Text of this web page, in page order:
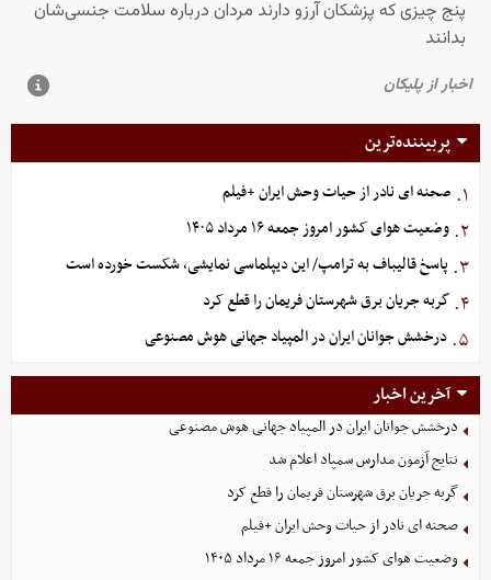
پربیننده‌ترین
۱. صحنه ای نادر از حیات وحش ایران +فیلم
۲. وضعیت هوای کشور امروز جمعه ۱۶ مرداد ۱۴۰۵
۳. پاسخ قالیباف به ترامپ/ این دیپلماسی نمایشی، شکست خورده است
۴. گربه جریان برق شهرستان فریمان را قطع کرد
۵. درخشش جوانان ایران در المپیاد جهانی هوش مصنوعی
آخرین اخبار
درخشش جوانان ایران در المپیاد جهانی هوش مصنوعی
نتایج آزمون مدارس سمپاد اعلام شد
گربه جریان برق شهرستان فریمان را قطع کرد
صحنه ای نادر از حیات وحش ایران +فیلم
وضعیت هوای کشور امروز جمعه ۱۶ مرداد ۱۴۰۵